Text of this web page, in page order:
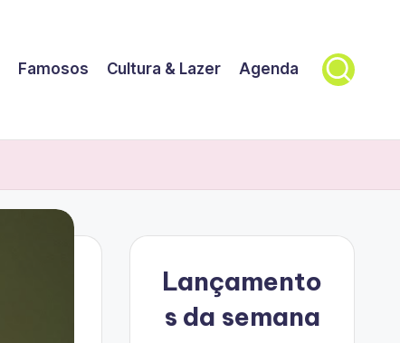
Famosos Cultura & Lazer Agenda
Lançamento
s da semana